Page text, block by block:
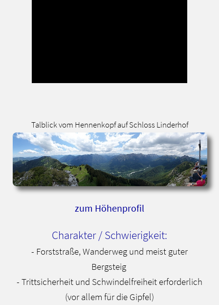
Talblick vom Hennenkopf auf Schloss Linderhof
zum Höhenprofil
Charakter / Schwierigkeit:
- Forststraße, Wanderweg und meist guter
Bergsteig
- Trittsicherheit und Schwindelfreiheit erforderlich
(vor allem für die Gipfel)